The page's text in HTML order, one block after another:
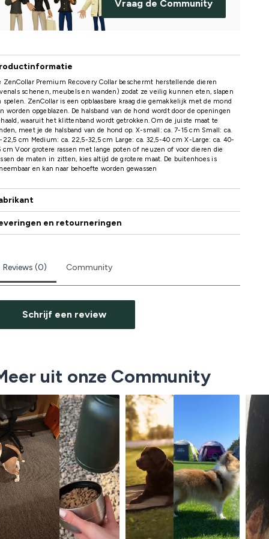
Vraag de Community
ZenCollar Premium Recovery Collar beschermt herstellende dieren
schenen, meubels en wanden) zodat ze veilig kunnen eten, slapen
spelen. ZenCollar is een opblaasbare kraag die gemakkelijk met de mond
worden opgeblazen. De halsband van de hond wordt door de openingen
waaruit het klittenband wordt getrokken. Om de juiste maat te
meet je de halsband van de hond op. X-small: ca. 7-15 cm Small: ca.
22,5 cm Medium: ca. 22,5-32,5 cm Large: ca. 32,5-40 cm X-Large: ca. 40-
cm Voor grotere rassen met lange poten of neuzen of voor dieren die
de maten in zitten, kies altijd de grotere maat. De buitenhoes is
en kan naar behoefte worden gewassen
en retourneringen
Reviews (0) Community
Schrijf een review
uit onze Community